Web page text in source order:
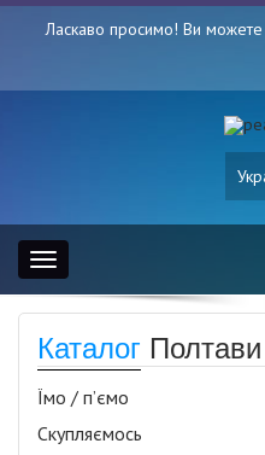
Ласкаво просимо! Ви можете
Toggle
navigation
Каталог Полтави
Їмо / п’ємо
Скупляємось